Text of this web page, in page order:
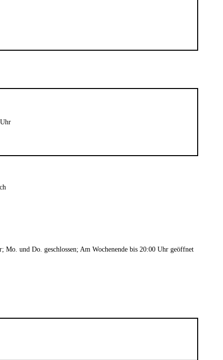
und Do. geschlossen; Am Wochenende bis 20:00 Uhr geöffnet
11. November 2022
Wie du mit Kunstpflanzen deinen